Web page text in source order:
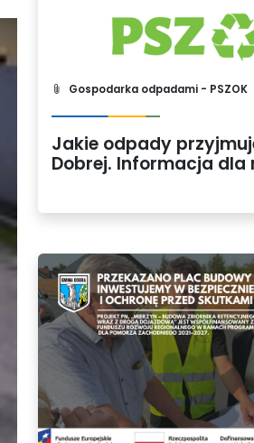
Gospodarka odpadami - PSZOK
Jakie odpady
Dobrej. Informacja dla